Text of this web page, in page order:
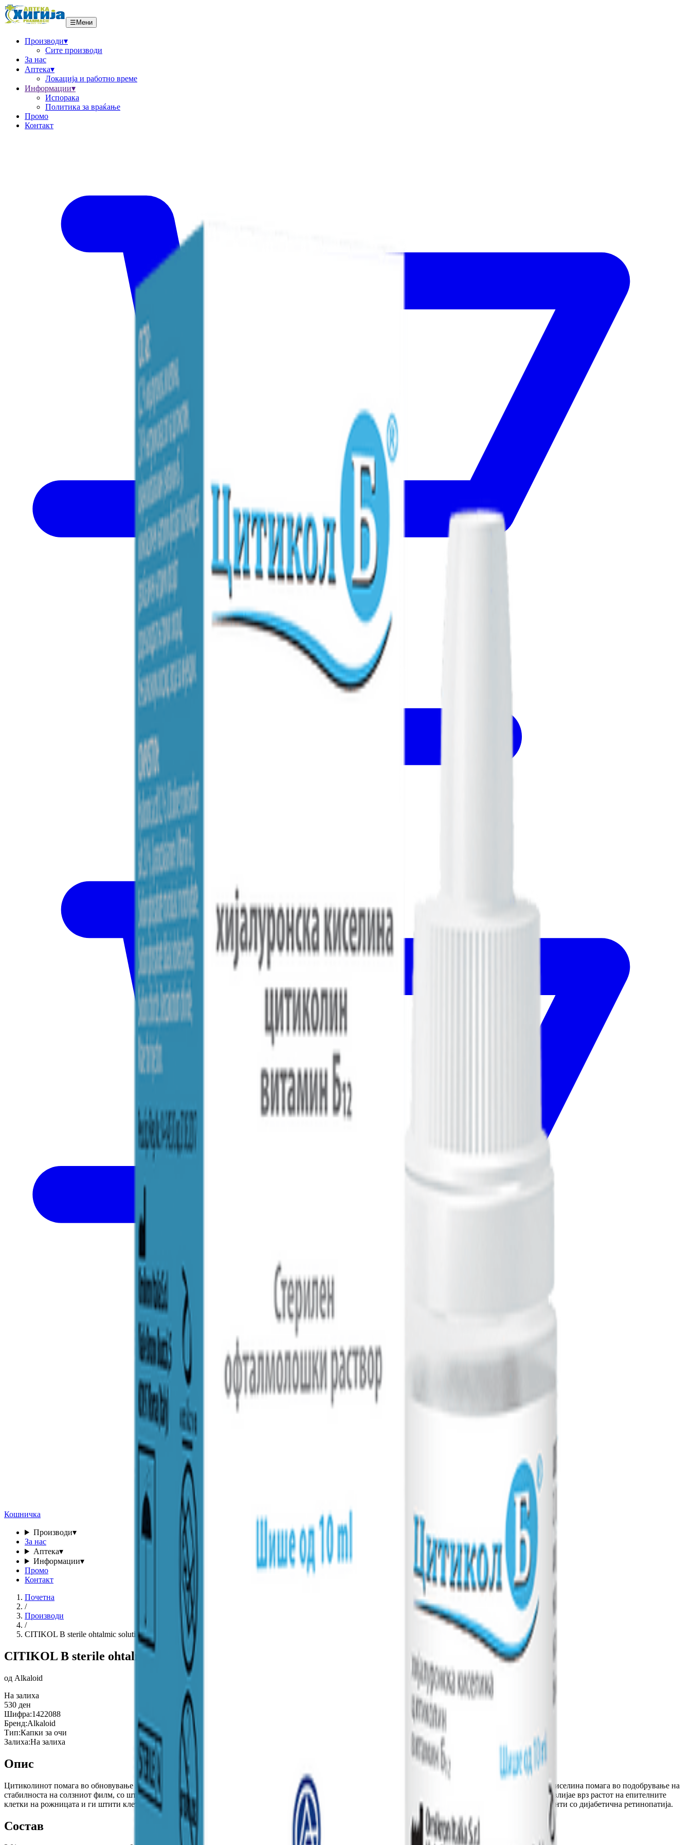
☰ Мени
Производи▾
Сите производи
За нас
Аптека▾
Локациja и работно време
Информации▾
Испорака
Политика за враќање
Промо
Контакт
Кошничка
Производи▾
За нас
Аптека▾
Информации▾
Промо
Контакт
Почетна
/
Производи
/
CITIKOL B sterile ohtalmic solution - Цитикол Б стерилен офталмолошки раствор, 10мл
CITIKOL B sterile ohtalmic solution - Цитикол Б стерилен офталмолошки раствор, 10мл
од Alkaloid
На залиха
530 ден
Шифра:1422088
Бренд:Alkaloid
Тип:Капки за очи
Залиха:На залиха
Опис
Цитиколинoт помага во обновување на оштетените клеточни мембрани на ретинските ганглиски клетки и на главата на оптичкиот нерв. Хијалуронската киселина помага во подобрување на
стабилноста на солзниот филм, со што површината на окото се одржува подмачкана, навлажнета и заштитена. Цијанокобаламинот (витамин Б12) поволно влијае врз растот на епителните
клетки на рожницата и ги штити клетките од дејството на слободните радикали. Пациенти со глауком (покрај стандардната хипотензивна терапија). Пациенти со дијабетична ретинопатија.
Состав